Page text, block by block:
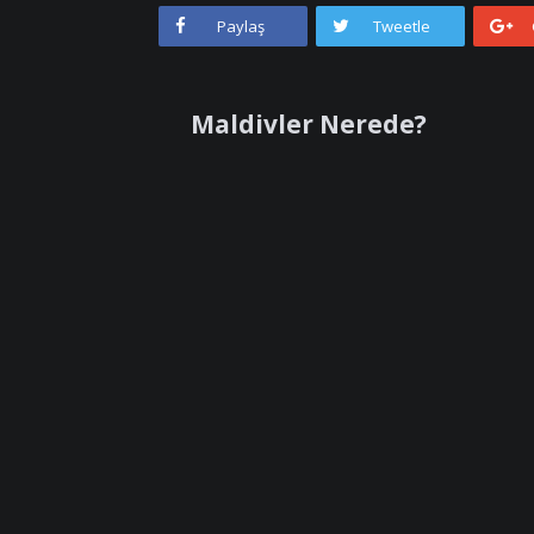
Paylaş Tweetle
Maldivler Nerede?